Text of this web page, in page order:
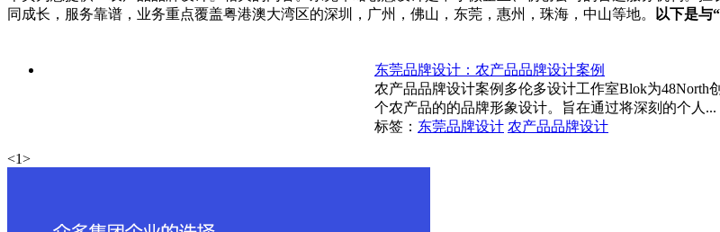
同成长，服务靠谱，业务重点覆盖粤港澳大湾区的深圳，广州，佛山，东莞，惠州，珠海，中山等地。
以下是与
东莞品牌设计：农产品品牌设计案例
农产品品牌设计案例多伦多设计工作室Blok为
个农产品的的品牌形象设计。旨在通过将深刻的个人...
标签： 东莞品牌设计 农产品品牌设计
<1>